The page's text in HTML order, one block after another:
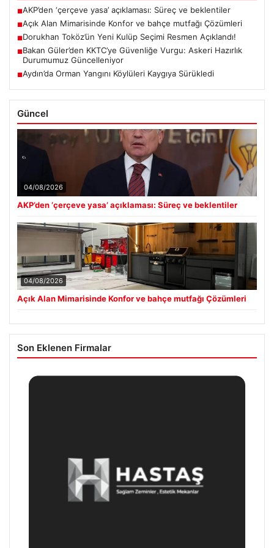
■AKP’den ‘çerçeve yasa’ açıklaması: Süreç ve beklentiler
■Açık Alan Mimarisinde Konfor ve bahçe mutfağı Çözümleri
■Dorukhan Toköz’ün Yeni Kulüp Seçimi Resmen Açıklandı!
■Bakan Güler’den KKTC’ye Güvenliğe Vurgu: Askeri Hazırlık
Durumumuz Güncelleniyor
■Aydın’da Orman Yangını Köylüleri Kaygıya Sürükledi
Güncel
04/08/2026
AKP’den ‘çerçeve yasa’ açıklaması: Süreç ve beklentiler
04/08/2026
Açık Alan Mimarisinde Konfor ve bahçe mutfağı Çözümleri
Son Eklenen Firmalar